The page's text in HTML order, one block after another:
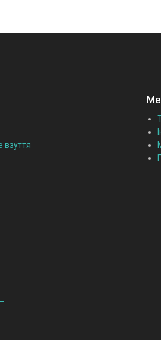
взуття